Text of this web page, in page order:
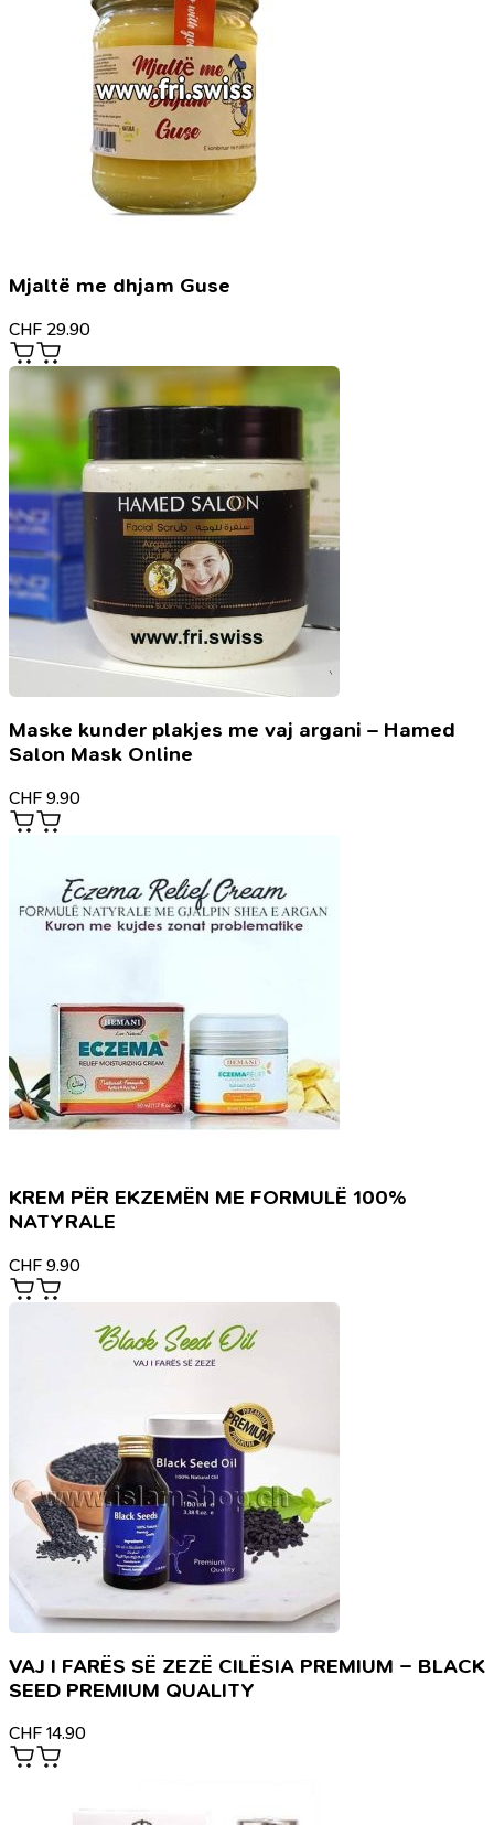
Mjaltë me dhjam Guse
CHF 29.90
Maske kunder plakjes me vaj argani – Hamed
Salon Mask Online
CHF 9.90
KREM PËR EKZEMËN ME FORMULË 100%
NATYRALE
CHF 9.90
VAJ I FARËS SË ZEZË CILËSIA PREMIUM – BLACK
SEED PREMIUM QUALITY
CHF 14.90